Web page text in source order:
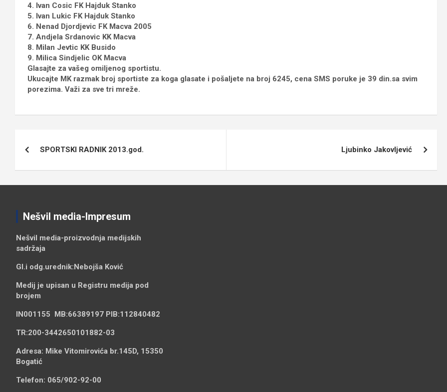
4. Ivan Cosic FK Hajduk Stanko
5. Ivan Lukic FK Hajduk Stanko
6. Nenad Djordjevic FK Macva 2005
7. Andjela Srdanovic KK Macva
8. Milan Jevtic KK Busido
9. Milica Sindjelic OK Macva
Glasajte za vašeg omiljenog sportistu.
Ukucajte MK razmak broj sportiste za koga glasate i pošaljete na broj 6245, cena SMS poruke je 39 din.sa svim
porezima. Važi za sve tri mreže.
SPORTSKI RADNIK 2013.god. Ljubinko Jakovljević
Nešvil media-Impresum
Nešvil media-proizvodnja medijskih
sadržaja
Gl.i odg.urednik:Nebojša Ković
Medij je upisan u Registru medija pod
brojem
IN001155 MB:66389197 PIB:112840482
TR:200-3442650101882-03
Adresa: Mike Vitomirovića br.145D, 15350
Bogatić
Telefon: 065/902-92-00